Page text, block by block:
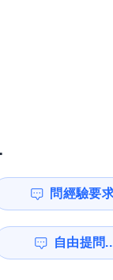
問經驗要
自由提問